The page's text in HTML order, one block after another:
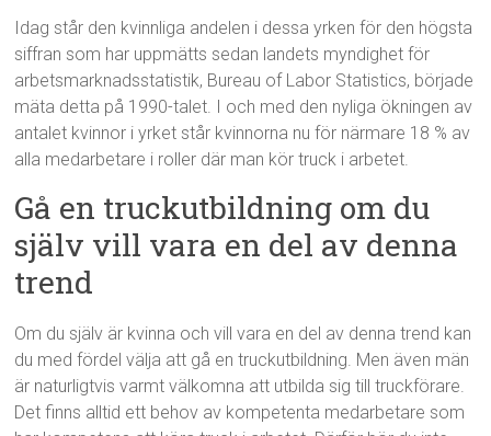
Idag står den kvinnliga andelen i dessa yrken för den högsta
siffran som har uppmätts sedan landets myndighet för
arbetsmarknadsstatistik, Bureau of Labor Statistics, började
mäta detta på 1990-talet. I och med den nyliga ökningen av
antalet kvinnor i yrket står kvinnorna nu för närmare 18 % av
alla medarbetare i roller där man kör truck i arbetet.
Gå en truckutbildning om du
själv vill vara en del av denna
trend
Om du själv är kvinna och vill vara en del av denna trend kan
du med fördel välja att gå en truckutbildning. Men även män
är naturligtvis varmt välkomna att utbilda sig till truckförare.
Det finns alltid ett behov av kompetenta medarbetare som